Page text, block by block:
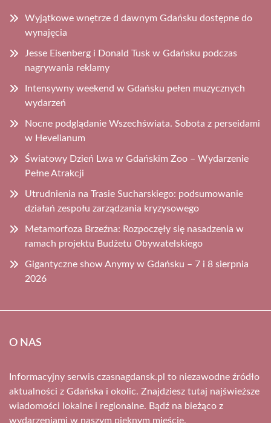
Wyjątkowe wnętrze d dawnym Gdańsku dostępne do
wynajęcia
Jesse Eisenberg i Donald Tusk w Gdańsku podczas
nagrywania reklamy
Intensywny weekend w Gdańsku pełen muzycznych
wydarzeń
Nocne podglądanie Wszechświata. Sobota z perseidami
w Hevelianum
Światowy Dzień Lwa w Gdańskim Zoo – Wydarzenie
Pełne Atrakcji
Utrudnienia na Trasie Sucharskiego: podsumowanie
działań zespołu zarządzania kryzysowego
Metamorfoza Brzeźna: Rozpoczęły się nasadzenia w
ramach projektu Budżetu Obywatelskiego
Gigantyczne show Anymy w Gdańsku – 7 i 8 sierpnia
2026
O NAS
Informacyjny serwis czasnagdansk.pl to niezawodne źródło
aktualności z Gdańska i okolic. Znajdziesz tutaj najświeższe
wiadomości lokalne i regionalne. Bądź na bieżąco z
wydarzeniami w naszym pięknym mieście.